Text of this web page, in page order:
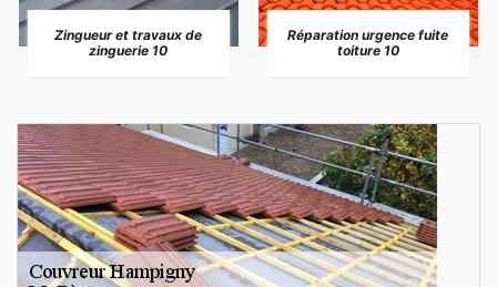
Zingueur et travaux de
zinguerie 10
Réparation urgence fuite
toiture 10